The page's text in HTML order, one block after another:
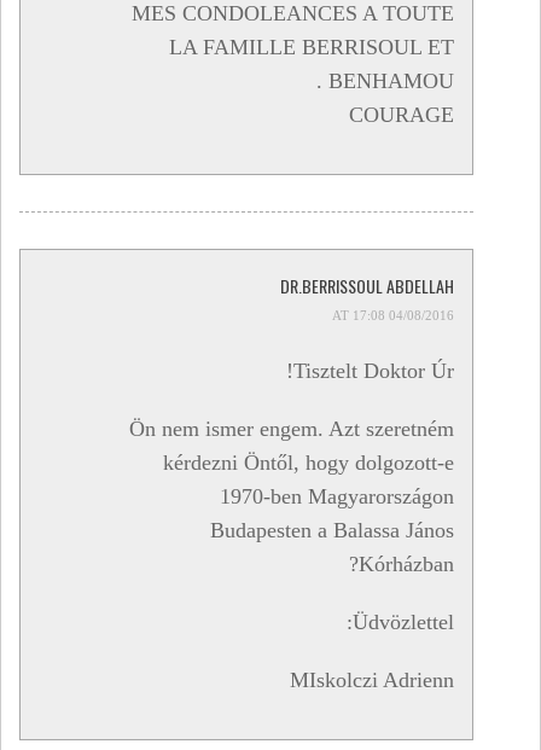
MES CONDOLEANCES A TOUTE
LA FAMILLE BERRISOUL ET
BENHAMOU .
COURAGE
DR.BERRISSOUL ABDELLAH
04/08/2016 AT 17:08
Tisztelt Doktor Úr!
Ön nem ismer engem. Azt szeretném
kérdezni Öntől, hogy dolgozott-e
1970-ben Magyarországon
Budapesten a Balassa János
Kórházban?
Üdvözlettel:
MIskolczi Adrienn